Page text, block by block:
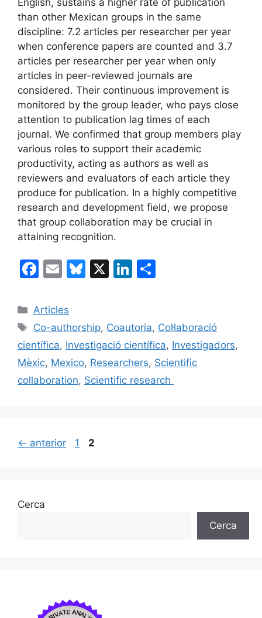
English, sustains a higher rate of publication
than other Mexican groups in the same
discipline: 7.2 articles per researcher per year
when conference papers are counted and 3.7
articles per researcher per year when only
articles in peer-reviewed journals are
considered. Their continuous improvement is
monitored by the group leader, who pays close
attention to publication lag times of each
journal. We confirmed that group members play
various roles to support their academic
productivity, acting as authors as well as
reviewers and evaluators of each article they
produce for publication. In a highly competitive
research and development field, we propose
that group collaboration may be crucial in
attaining recognition.
F
c
e
b
o
o
E
ai
l
Bl
s
k
y
X
Li
e
dI
n
p
ar
te
ix
Categories
Articles
Etiquetes
Co-authorship, Coautoria, Col·laboració
científica, Investigació científica, Investigadors,
Mèxic, Mexico, Researchers, Scientific
collaboration, Scientific research
← anterior Pàgina
1 Pàgina
2
Cerca
Cerca